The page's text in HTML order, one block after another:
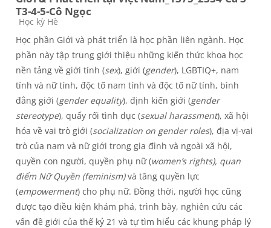
T3-4-5-Cô Ngọc
Course category
Học kỳ Hè
Học phần Giới và phát triển là học phần liên ngành. Học
phần này tập trung giới thiệu những kiến thức khoa học
nền tảng về giới tính (sex), giới (gender), LGBTIQ+, nam
tính và nữ tính, độc tố nam tính và độc tố nữ tính, bình
đẳng giới (gender equality), định kiến giới (gender
stereotype), quấy rối tình dục (sexual harassment), xã hội
hóa về vai trò giới (socialization on gender roles), địa vị-vai
trò của nam và nữ giới trong gia đình và ngoài xã hội,
quyền con người, quyền phụ nữ (women’s rights), quan
điểm Nữ Quyền (feminism)và tăng quyền lực
(empowerment) cho phụ nữ. Đồng thời, người học cũng
được tạo điều kiện khám phá, trình bày, nghiên cứu các
vấn đề giới của thế kỷ 21 và tự tìm hiểu các khung pháp lý